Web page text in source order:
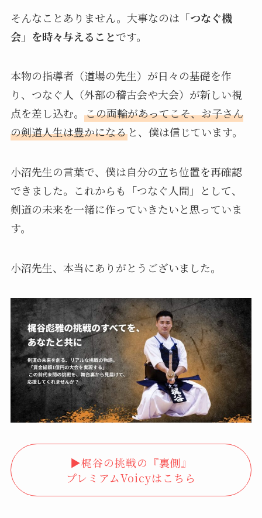
そんなことありません。大事なのは 「つなぐ機
会」を時々与えることです。
本物の指導者（道場の先生）が日々の基礎を作
り、つなぐ人（外部の稽古会や大会）が新しい視
点を差し込む。 この両輪があってこそ、お子さん
の剣道人生は豊かになると、僕は信じています。
小沼先生の言葉で、僕は自分の立ち位置を再確認
できました。これからも「つなぐ人間」として、
剣道の未来を一緒に作っていきたいと思っていま
す。
小沼先生、本当にありがとうございました。
▶︎梶谷の挑戦の『裏側』
プレミアムVoicyはこちら